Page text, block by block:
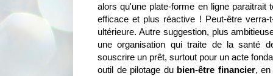
alors qu'une plate-forme en ligne
efficace et plus réactive ! Peut-être
ultérieure. Autre suggestion, plus
une organisation qui traite de la santé
souscrire un prêt, surtout pour un acte
outil de pilotage du bien-être financier, en